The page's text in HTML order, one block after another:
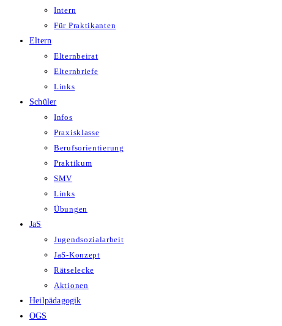
Intern
Für Praktikanten
Eltern
Elternbeirat
Elternbriefe
Links
Schüler
Infos
Praxisklasse
Berufsorientierung
Praktikum
SMV
Links
Übungen
JaS
Jugendsozialarbeit
JaS-Konzept
Rätselecke
Aktionen
Heilpädagogik
OGS